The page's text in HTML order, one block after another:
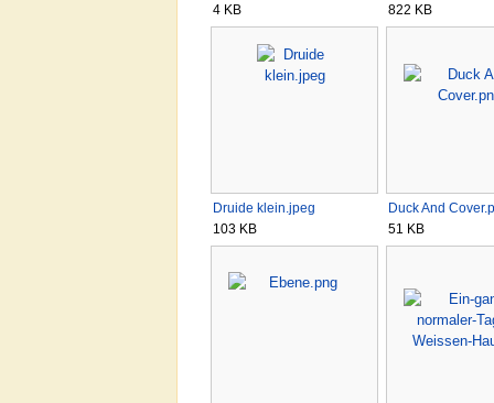
4 KB
822 KB
Druide klein.jpeg
103 KB
Duck And
51 KB